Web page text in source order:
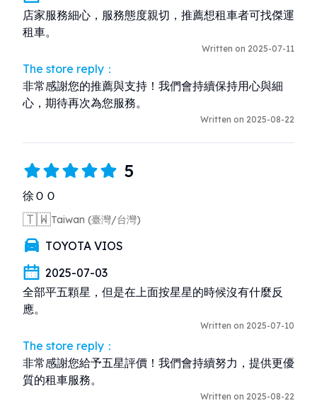
店家服務細心，服務態度親切，推薦想租車者可找傑運
租車。
Written on 2025-07-11
The store reply：
非常感謝您的推薦與支持！我們會持續保持用心與細
心，期待再次為您服務。
Written on 2025-08-22
5
徐ＯＯ
🇹🇼Taiwan (臺灣/台灣)
TOYOTA VIOS
2025-07-03
全部平五顆星，但是在上面按星星的時候沒有什麼反
應。
Written on 2025-07-10
The store reply：
非常感謝您給予五星評價！我們會持續努力，提供更優
質的租車服務。
Written on 2025-08-22